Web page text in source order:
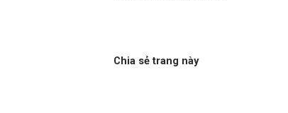
Chia sẻ trang này